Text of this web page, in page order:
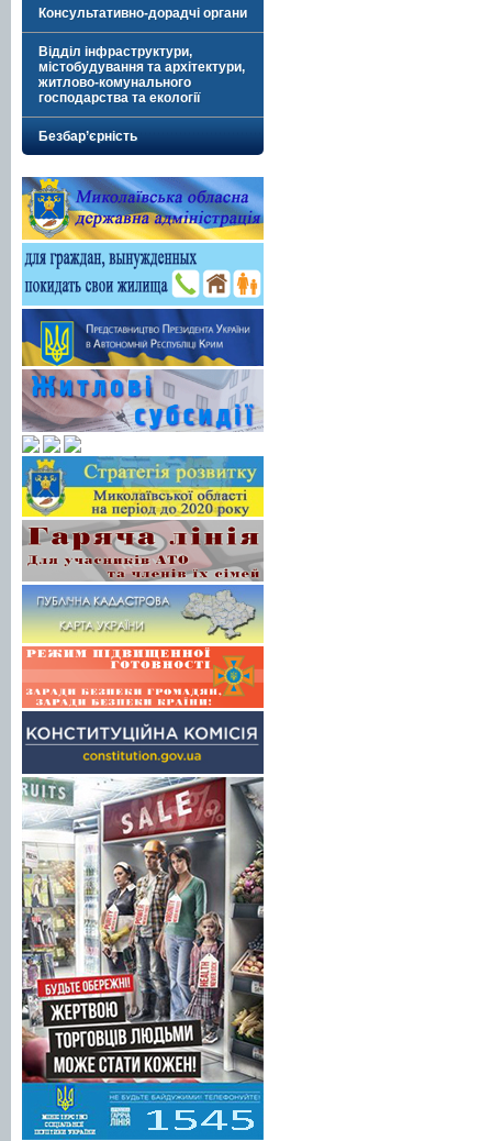
Консультативно-дорадчі органи
Відділ інфраструктури,
містобудування та архітектури,
житлово-комунального
господарства та екології
Безбар’єрність